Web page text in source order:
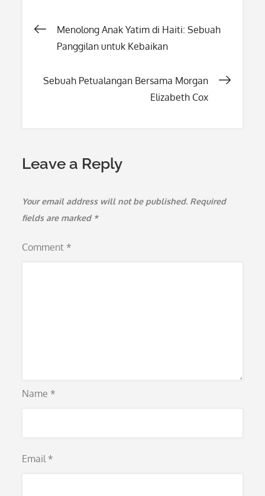
Post
Menolong Anak Yatim di Haiti: Sebuah
Panggilan untuk Kebaikan
Sebuah Petualangan Bersama Morgan
Elizabeth Cox
Leave a Reply
Your email address will not be published. Required
fields are marked *
Comment *
Name *
Email *